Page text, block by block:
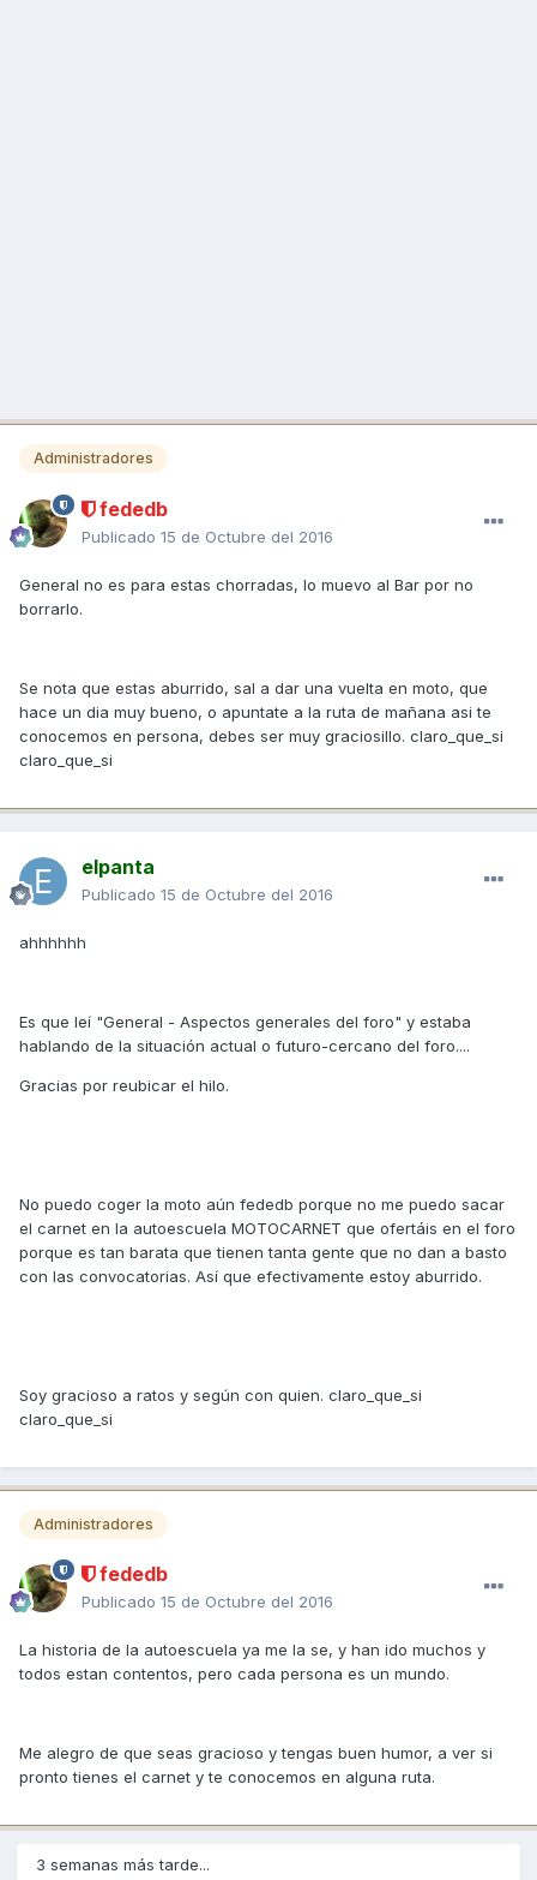
Administradores
fededb
Publicado 15 de Octubre del 2016
General no es para estas chorradas, lo muevo al Bar por no
borrarlo.
Se nota que estas aburrido, sal a dar una vuelta en moto, que
hace un dia muy bueno, o apuntate a la ruta de mañana asi te
conocemos en persona, debes ser muy graciosillo. claro_que_si
claro_que_si
elpanta
Publicado 15 de Octubre del 2016
ahhhhhh
Es que leí "General - Aspectos generales del foro" y estaba
hablando de la situación actual o futuro-cercano del foro....
Gracias por reubicar el hilo.
No puedo coger la moto aún fededb porque no me puedo sacar
el carnet en la autoescuela MOTOCARNET que ofertáis en el foro
porque es tan barata que tienen tanta gente que no dan a basto
con las convocatorias. Así que efectivamente estoy aburrido.
Soy gracioso a ratos y según con quien. claro_que_si
claro_que_si
Administradores
fededb
Publicado 15 de Octubre del 2016
La historia de la autoescuela ya me la se, y han ido muchos y
todos estan contentos, pero cada persona es un mundo.
Me alegro de que seas gracioso y tengas buen humor, a ver si
pronto tienes el carnet y te conocemos en alguna ruta.
3 semanas más tarde...